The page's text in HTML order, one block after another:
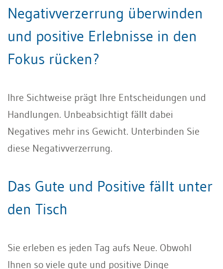
Negativverzerrung überwinden
und positive Erlebnisse in den
Fokus rücken?
Ihre Sichtweise prägt Ihre Entscheidungen und
Handlungen. Unbeabsichtigt fällt dabei
Negatives mehr ins Gewicht. Unterbinden Sie
diese Negativverzerrung.
Das Gute und Positive fällt unter
den Tisch
Sie erleben es jeden Tag aufs Neue. Obwohl
Ihnen so viele gute und positive Dinge